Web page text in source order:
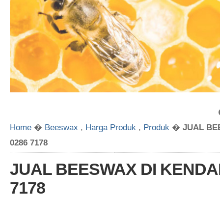
Home � Beeswax , Harga Produk , Produk � JUAL
0286 7178
JUAL BEESWAX DI
7178